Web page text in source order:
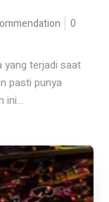
0
yang terjadi saat
pasti punya
ini...